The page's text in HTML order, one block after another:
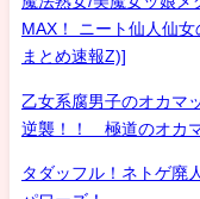
MAX！ ニート仙人仙
まとめ速報Z)]
乙女系腐男子のオカマ
逆襲！！ 極道のオカ
タダッフル！ネトゲ廃